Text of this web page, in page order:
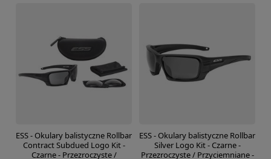
ESS - Okulary balistyczne Rollbar
Contract Subdued Logo Kit -
Czarne - Przezroczyste /
ESS - Okulary balistyczne Rollbar
Silver Logo Kit - Czarne -
Przezroczyste / Przyciemniane -